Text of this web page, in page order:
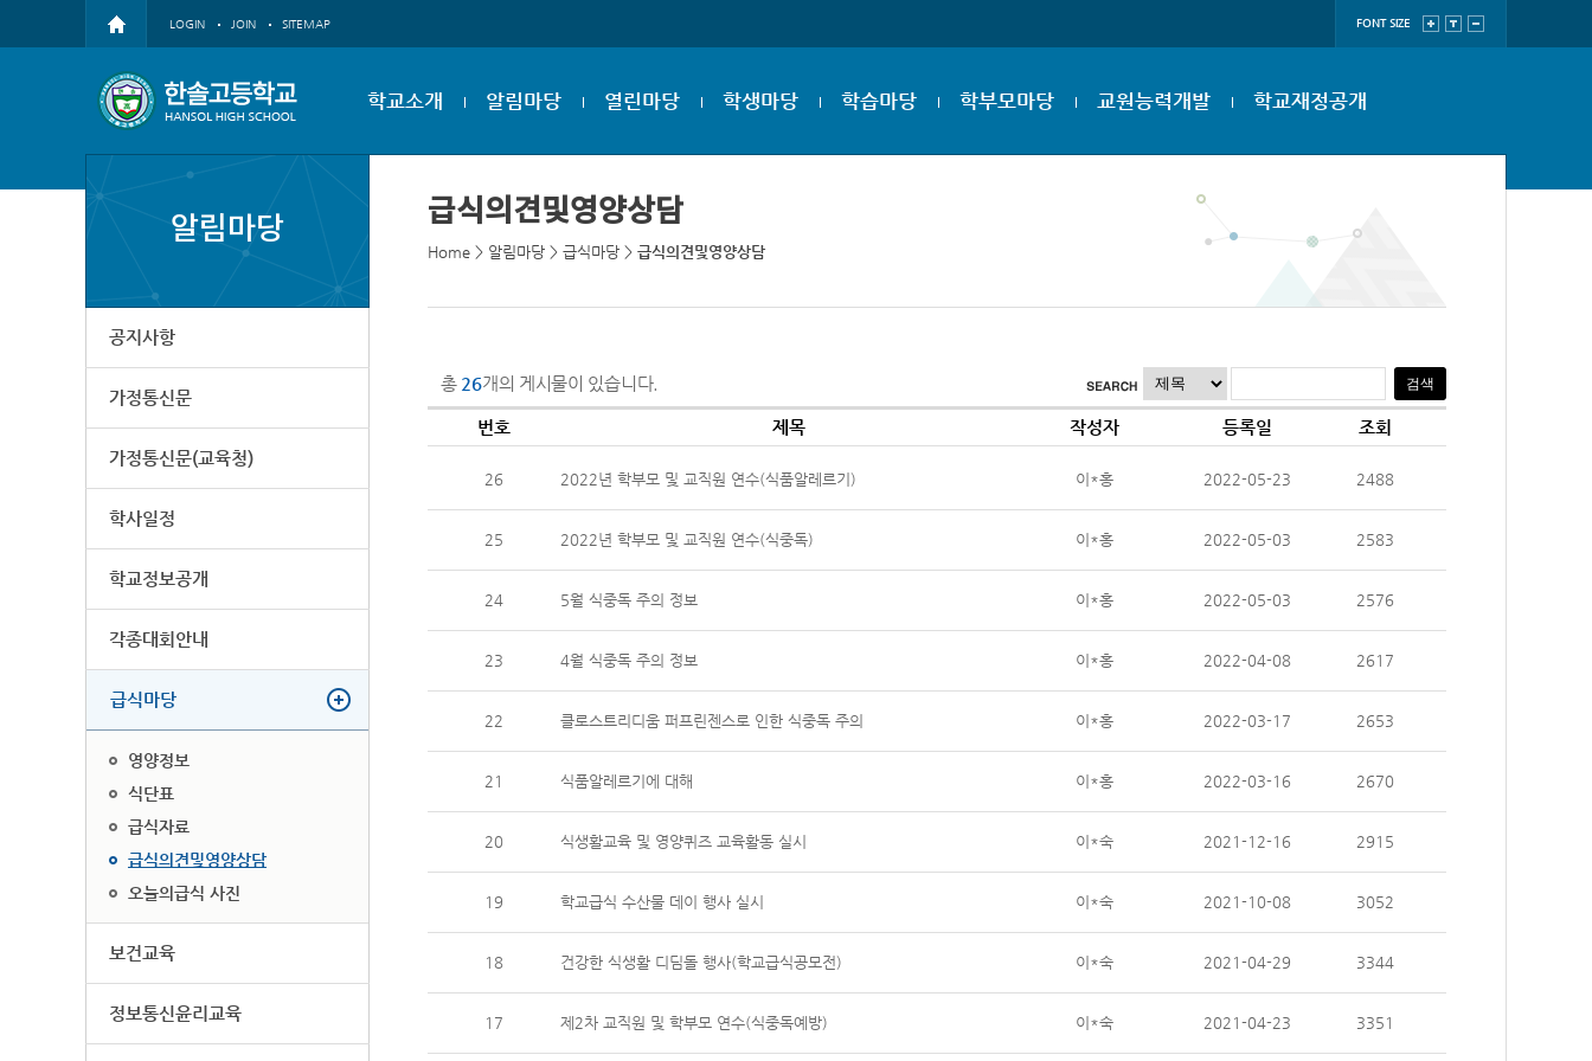
LOGIN JOIN SITEMAP FONT SIZE
학교소개 알림마당 열린마당 학생마당 학습마당 학부모마당 교원능력개발 학교재정공개
알림마당
공지사항
가정통신문
가정통신문(교육청)
학사일정
학교정보공개
각종대회안내
급식마당
영양정보
식단표
급식자료
급식의견및영양상담
오늘의급식 사진
보건교육
정보통신윤리교육
급식의견및영양상담
Home > 알림마당 > 급식마당 > 급식의견및영양상담
총 26개의 게시물이 있습니다.
번호 제목 작성자 등록일 조회
26 2022년 학부모 및 교직원 연수(식품알레르기) 이*홍 2022-05-23 2488
25 2022년 학부모 및 교직원 연수(식중독) 이*홍 2022-05-03 2583
24 5월 식중독 주의 정보 이*홍 2022-05-03 2576
23 4월 식중독 주의 정보 이*홍 2022-04-08 2617
22 클로스트리디움 퍼프린젠스로 인한 식중독 주의 이*홍 2022-03-17 2653
21 식품알레르기에 대해 이*홍 2022-03-16 2670
20 식생활교육 및 영양퀴즈 교육활동 실시 이*숙 2021-12-16 2915
19 학교급식 수산물 데이 행사 실시 이*숙 2021-10-08 3052
18 건강한 식생활 디딤돌 행사(학교급식공모전) 이*숙 2021-04-29 3344
17 제2차 교직원 및 학부모 연수(식중독예방) 이*숙 2021-04-23 3351